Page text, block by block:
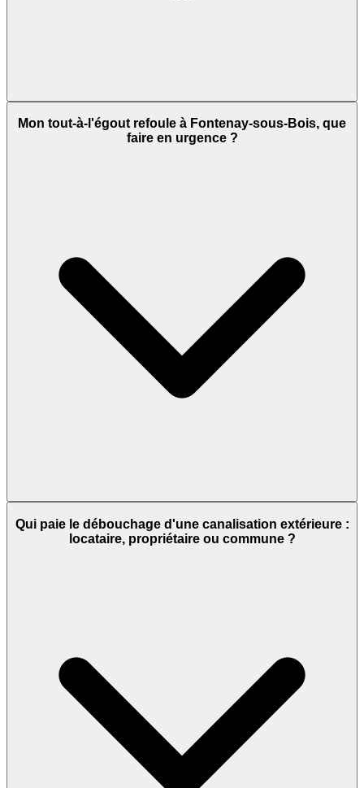
Mon tout-à-l'égout refoule à Fontenay-sous-Bois, que
faire en urgence ?
Qui paie le débouchage d'une canalisation extérieure :
locataire, propriétaire ou commune ?